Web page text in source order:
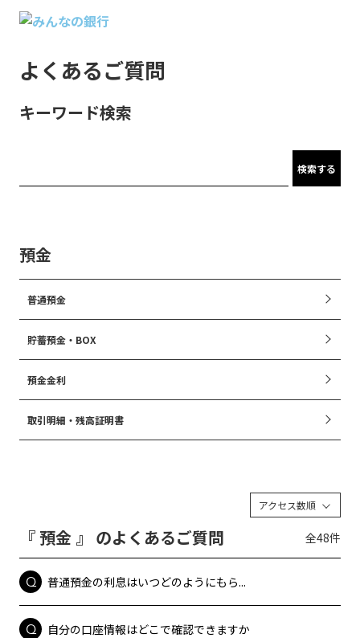
よくあるご質問
キーワード検索
検索する
預金
普通預金
貯蓄預金・BOX
預金金利
取引明細・残高証明書
アクセス数順
『 預金 』 のよくあるご質問 全48件
普通預金の利息はいつどのようにもら...
自分の口座情報はどこで確認できますか